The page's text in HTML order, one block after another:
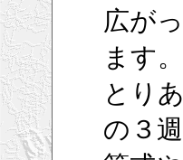
広が
ます。
とり
の３